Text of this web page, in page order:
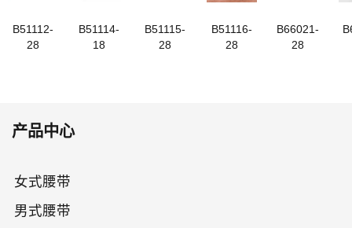
B51112-
28
B51114-
18
B51115-
28
B51116-
28
B66021-
28
产品中心
女式腰带
男式腰带